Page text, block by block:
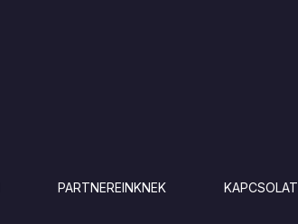
PARTNEREINKNEK KAPCSOLAT